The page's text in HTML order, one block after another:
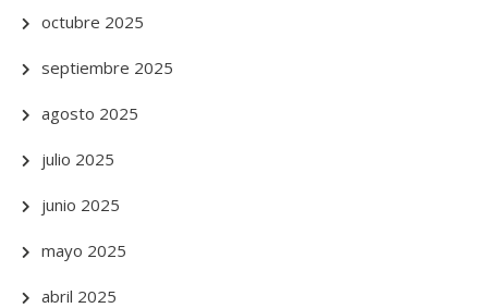
octubre 2025
septiembre 2025
agosto 2025
julio 2025
junio 2025
mayo 2025
abril 2025